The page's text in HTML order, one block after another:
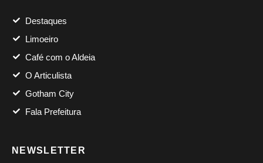
Destaques
Limoeiro
Café com o Aldeia
O Articulista
Gotham City
Fala Prefeitura
NEWSLETTER